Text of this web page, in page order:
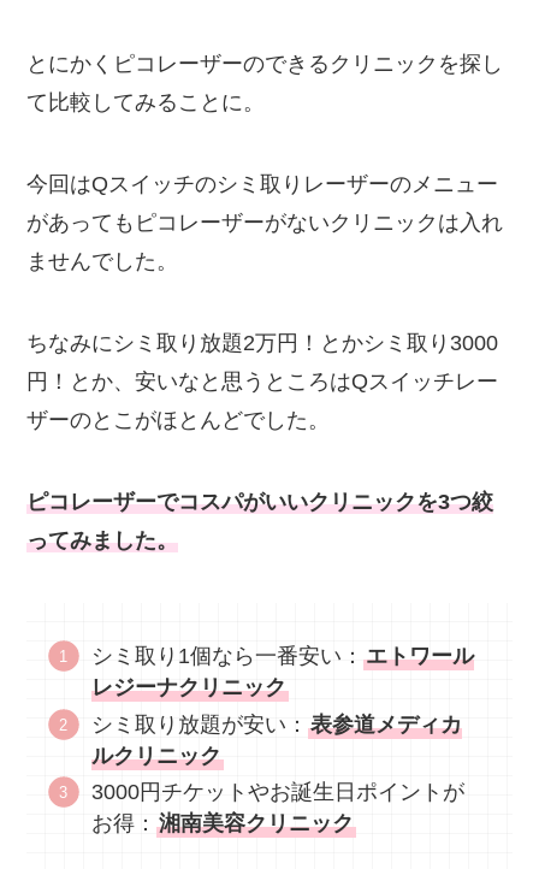
とにかくピコレーザーのできるクリニックを探し
て比較してみることに。
今回はQスイッチのシミ取りレーザーのメニュー
があってもピコレーザーがないクリニックは入れ
ませんでした。
ちなみにシミ取り放題2万円！とかシミ取り3000
円！とか、安いなと思うところはQスイッチレー
ザーのとこがほとんどでした。
ピコレーザーでコスパがいいクリニックを3つ絞
ってみました。
シミ取り1個なら一番安い：エトワール
レジーナクリニック
シミ取り放題が安い：表参道メディカ
ルクリニック
3000円チケットやお誕生日ポイントが
お得：湘南美容クリニック